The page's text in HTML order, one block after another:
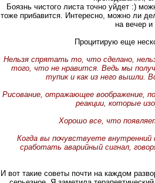
Боязнь чистого листа точно уйдет :)
тоже прибавится. Интересно, можно ли
на вечер и
Процитирую еще
Нельзя спрятать то, что сделано,
того, что не нравится. Ведь мы
тупик и как из него вышли.
Рисование, отражающее воображение,
реакции, которые
Хорошо все, что
Когда вы почувствуете
сработать аварийный сигнал,
И вот такие советы почти на каждом